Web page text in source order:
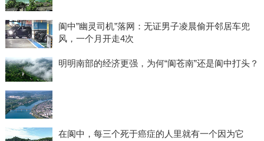
阆中”幽灵司机”落网：无证男子凌晨偷开邻居车兜
风，一个月开走4次
明明南部的经济更强，为何“阆苍南”还是阆中打头？
在阆中，每三个死于癌症的人里就有一个因为它